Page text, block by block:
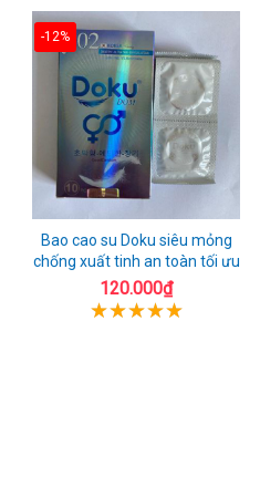
-12%
Bao cao su Doku siêu mỏng
chống xuất tinh an toàn tối ưu
120.000₫